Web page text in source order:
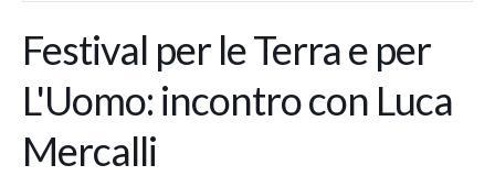
Festival per le Terra e per
L'Uomo: incontro con Luca
Mercalli